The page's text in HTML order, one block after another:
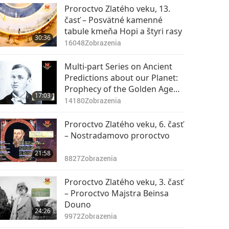
28:58
Proroctvo Zlatého
veku, 61. časť –
Proroctvo Nam Sa-go
o Kráľovi Nebies
10895Zobrazenia
30:36
Proroctvo Zlatého veku, 13.
časť – Posvätné kamenné
tabule kmeňa Hopi a štyri rasy
16048Zobrazenia
17:03
Multi-part Series on Ancient
Predictions about our Planet:
Prophecy of the Golden Age
Part 11 – The Prophecy of
14180Zobrazenia
21:58
Proroctvo Zlatého veku, 6. časť
– Nostradamovo proroctvo
8827Zobrazenia
24:26
Proroctvo Zlatého veku, 3. časť
– Proroctvo Majstra Beinsa
Douno
9972Zobrazenia